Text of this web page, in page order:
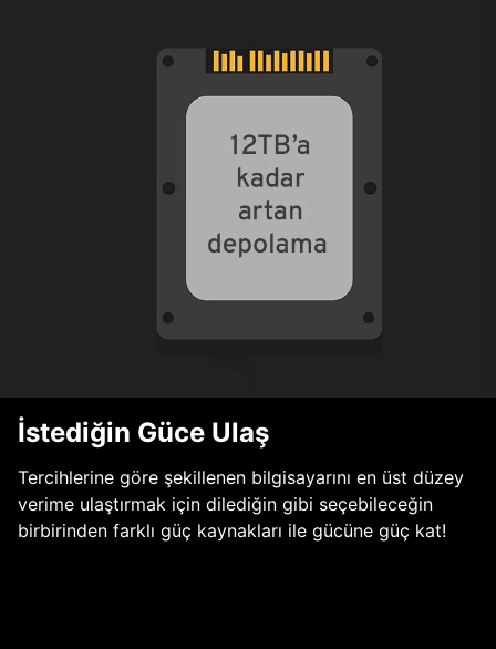
İstediğin Güce Ulaş
Tercihlerine göre şekillenen bilgisayarını en üst düzey
verime ulaştırmak için dilediğin gibi seçebileceğin
birbirinden farklı güç kaynakları ile gücüne güç kat!